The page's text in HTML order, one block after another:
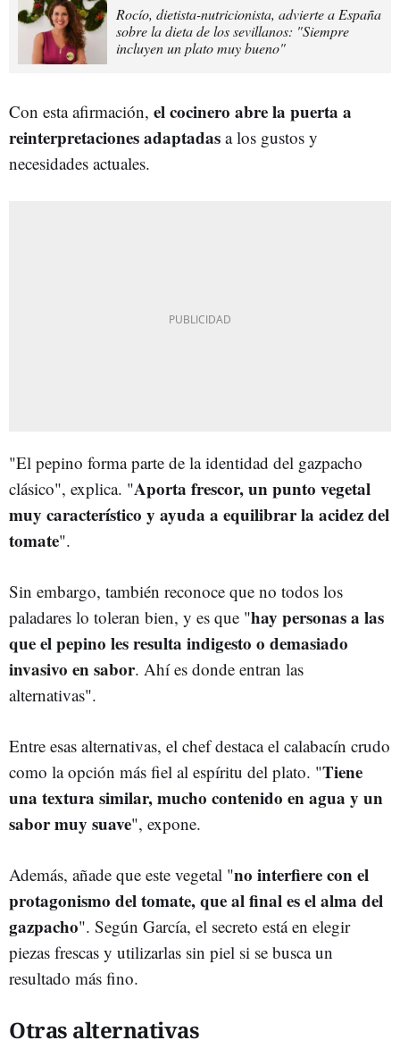
Rocío, dietista-nutricionista, advierte a España
sobre la dieta de los sevillanos: "Siempre
incluyen un plato muy bueno"
Con esta afirmación, el cocinero abre la puerta a
reinterpretaciones adaptadas a los gustos y
necesidades actuales.
"El pepino forma parte de la identidad del gazpacho
clásico", explica. "Aporta frescor, un punto vegetal
muy característico y ayuda a equilibrar la acidez del
tomate".
Sin embargo, también reconoce que no todos los
paladares lo toleran bien, y es que "hay personas a las
que el pepino les resulta indigesto o demasiado
invasivo en sabor. Ahí es donde entran las
alternativas".
Entre esas alternativas, el chef destaca el calabacín crudo
como la opción más fiel al espíritu del plato. "Tiene
una textura similar, mucho contenido en agua y un
sabor muy suave", expone.
Además, añade que este vegetal "no interfiere con el
protagonismo del tomate, que al final es el alma del
gazpacho". Según García, el secreto está en elegir
piezas frescas y utilizarlas sin piel si se busca un
resultado más fino.
Otras alternativas